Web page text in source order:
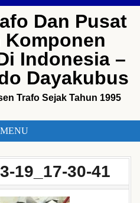
Dan Pusat
Komponen
Indonesia –
Dayakubus
Trafo Sejak Tahun 1995
MENU
19_17-30-41